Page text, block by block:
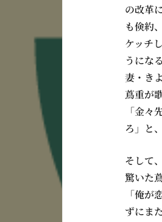
の改革
も倹約
ケッチ
うにな
妻・き
蔦重が
「金
ろ」と
そして
驚いた
「俺
ずにま